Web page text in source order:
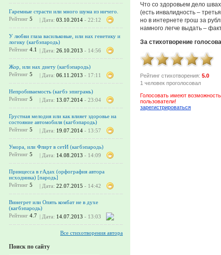
Гаремные страсти или много шума из ничего.
Рейтинг 5 | Дата: 03.10.2014 - 22:12
У любви глаза васильковые, или нах генетику и
логику (кагбэпародь)
Рейтинг 4.1 | Дата: 26.10.2013 - 14:56
Жор, или нах диету (кагбэпародь)
Рейтинг 5 | Дата: 06.11.2013 - 17:11
Непробиваемость (кагбэ эпиграмь)
Рейтинг 5 | Дата: 13.07.2014 - 23:04
Грустная мелодия или как влияет здоровье на
состояние автомобиля (кагбэпародь)
Рейтинг 5 | Дата: 19.07.2014 - 13:57
Умора, или Флирт в сетИ (кагбэпародь)
Рейтинг 5 | Дата: 14.08.2013 - 14:09
Принцесса в гАдах (орфография автора
исходника) [пародь]
Рейтинг 5 | Дата: 22.07.2015 - 14:42
Винегрет или Опять комбат не в духе
(кагбэпародь)
Рейтинг 4.7 | Дата: 14.07.2013 - 13:03
Все стихотворения автора
Поиск по сайту
Что со здоровьем дело швах
(есть инвалидность –
но в интернете грош за
намного легче выдать –
За стихотворение
Рейтинг стихотворения: 5.0
1 человек проголосовал
Голосовать имеют
пользователи!
зарегистрироваться